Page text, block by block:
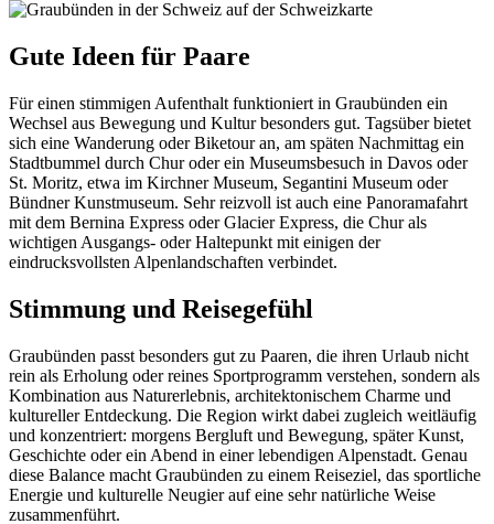
Gute Ideen für Paare
Für einen stimmigen Aufenthalt funktioniert in Graubünden ein
Wechsel aus Bewegung und Kultur besonders gut. Tagsüber bietet
sich eine Wanderung oder Biketour an, am späten Nachmittag ein
Stadtbummel durch Chur oder ein Museumsbesuch in Davos oder
St. Moritz, etwa im Kirchner Museum, Segantini Museum oder
Bündner Kunstmuseum. Sehr reizvoll ist auch eine Panoramafahrt
mit dem Bernina Express oder Glacier Express, die Chur als
wichtigen Ausgangs- oder Haltepunkt mit einigen der
eindrucksvollsten Alpenlandschaften verbindet.
Stimmung und Reisegefühl
Graubünden passt besonders gut zu Paaren, die ihren Urlaub nicht
rein als Erholung oder reines Sportprogramm verstehen, sondern als
Kombination aus Naturerlebnis, architektonischem Charme und
kultureller Entdeckung. Die Region wirkt dabei zugleich weitläufig
und konzentriert: morgens Bergluft und Bewegung, später Kunst,
Geschichte oder ein Abend in einer lebendigen Alpenstadt. Genau
diese Balance macht Graubünden zu einem Reiseziel, das sportliche
Energie und kulturelle Neugier auf eine sehr natürliche Weise
zusammenführt.